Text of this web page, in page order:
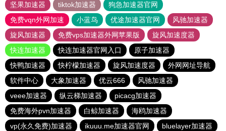
坚果加速器
tiktok加速器
狗急加速器官网
免费vqn外网加速
小蓝鸟 优途加速器官网
风驰加速器
旋风加速器
免费vps加速器外网苹果版
旋风加速度器
快连加速器
快连加速器官网入口
原子加速器
快鸭加速器
快柠檬加速器 旋风加速度器
外网网址导航
软件中心
大象加速器 优云666
风驰加速器
veee加速器
纵云梯加速器
picacg加速器
免费海外pvn加速器
白鲸加速器
海鸥加速器
vp(永久免费)加速器
ikuuu.me加速器官网
bluelayer加速器